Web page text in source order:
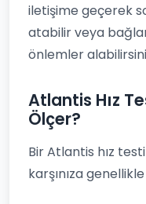
iletişime geçerek
atabilir veya
önlemler
Atlantis Hız
Ölçer?
Bir Atlantis hız
karşınıza